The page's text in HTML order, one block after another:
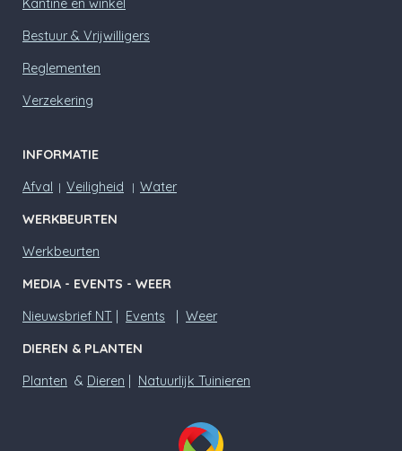
Bestuur & Vrijwilligers
Reglementen
Verzekering
INFORMATIE
Afval | Veiligheid | Water
WERKBEURTEN
Werkbeurten
MEDIA - EVENTS - WEER
Nieuwsbrief NT
Events
Weer
DIEREN & PLANTEN
Planten & Dieren Natuurlijk Tuinieren